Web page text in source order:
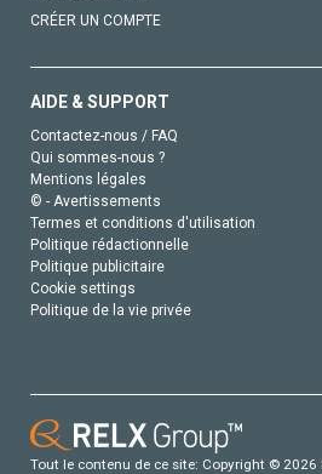
CRÉER UN COMPTE
AIDE & SUPPORT
Contactez-nous / FAQ
Qui sommes-nous ?
Mentions légales
© - Avertissements
Termes et conditions d'utilisation
Politique rédactionnelle
Politique publicitaire
Cookie settings
Politique de la vie privée
Tout le contenu de ce site: Copyright ©